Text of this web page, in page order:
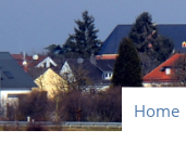
Home